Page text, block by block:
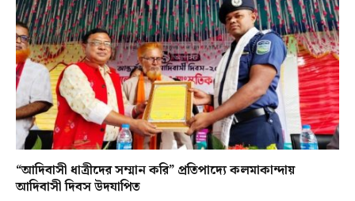
“আদিবাসী ধাত্রীদের সম্মান করি” প্রতিপাদ্যে কলমাকান্দায়
আদিবাসী দিবস উদযাপিত